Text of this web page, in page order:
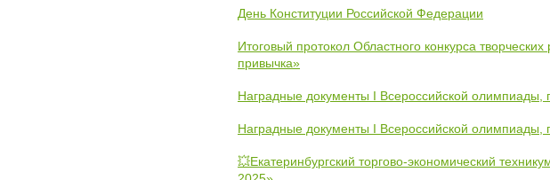
День Конституции Российской Федерации
Итоговый протокол Областного конкурса
привычка»
Наградные документы I Всероссийской олимпиады,
Наградные документы I Всероссийской олимпиады,
💥Екатеринбургский торгово-экономический